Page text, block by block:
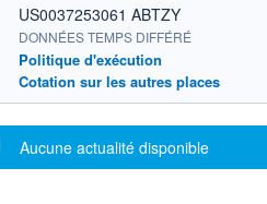
US0037253061 ABTZY
DONNÉES TEMPS DIFFÉRÉ
Politique d'exécution
Cotation sur les autres places
Message d'information
Aucune actualité disponible